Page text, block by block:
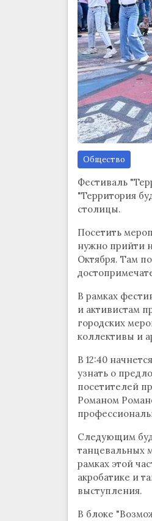
Общество
Фестиваль
"Территория
столицы.
Посетить
нужно прийти
Октября. Там
В рамках
и активистам
городских
коллективы и
В 12:40
узнать о
посетителей
Романом
Следующим
танцевальных
рамках этой
акробатике и
выступления.
В блоке